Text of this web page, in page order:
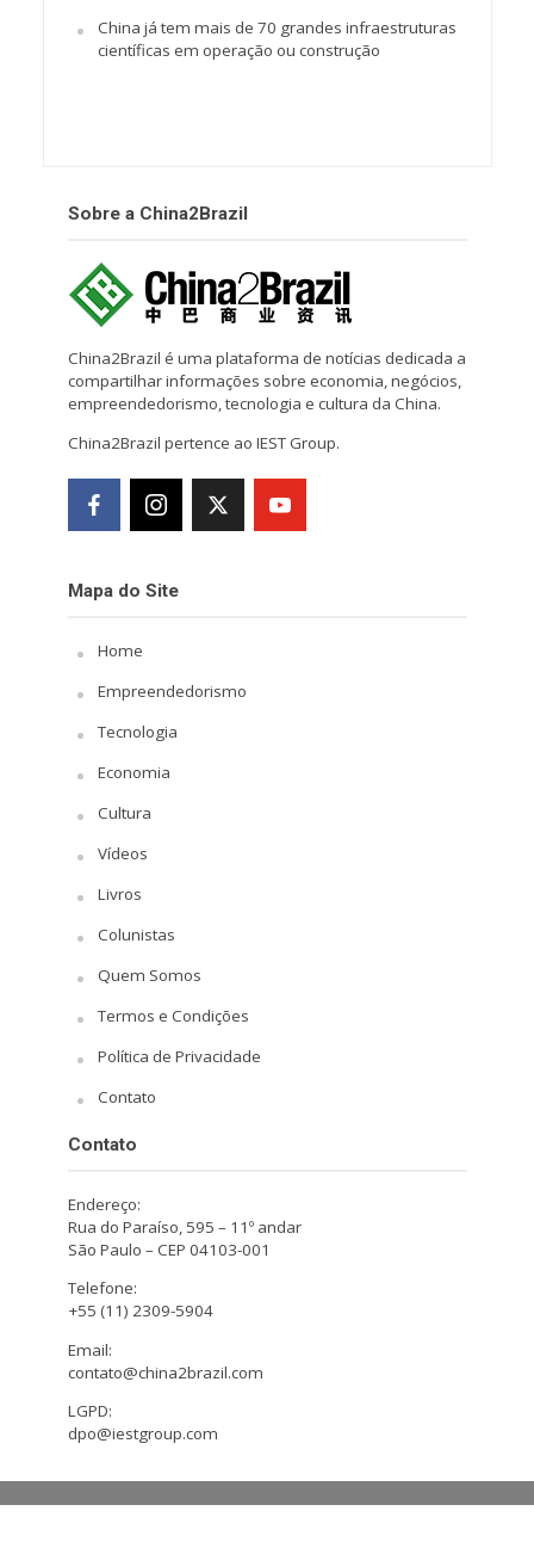
China já tem mais de 70 grandes infraestruturas
científicas em operação ou construção
Sobre a China2Brazil
China2Brazil é uma plataforma de notícias dedicada a
compartilhar informações sobre economia, negócios,
empreendedorismo, tecnologia e cultura da China.
China2Brazil pertence ao IEST Group.
Mapa do Site
Home
Empreendedorismo
Tecnologia
Economia
Cultura
Vídeos
Livros
Colunistas
Quem Somos
Termos e Condições
Política de Privacidade
Contato
Contato
Endereço:
Rua do Paraíso, 595 – 11º andar
São Paulo – CEP 04103-001
Telefone:
+55 (11) 2309-5904
Email:
contato@china2brazil.com
LGPD:
dpo@iestgroup.com